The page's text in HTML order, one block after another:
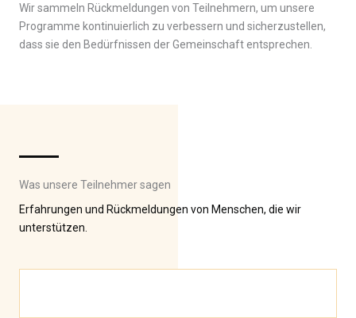
Wir sammeln Rückmeldungen von Teilnehmern, um unsere
Programme kontinuierlich zu verbessern und sicherzustellen,
dass sie den Bedürfnissen der Gemeinschaft entsprechen.
Was unsere Teilnehmer sagen
Erfahrungen und Rückmeldungen von Menschen, die wir
unterstützen.